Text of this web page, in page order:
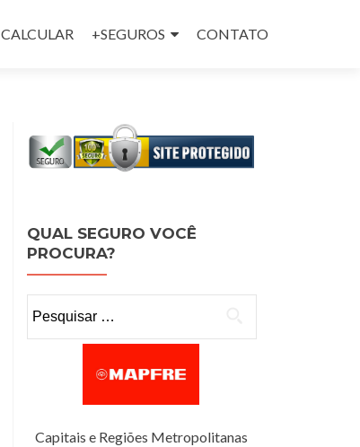
CALCULAR +SEGUROS CONTATO
QUAL SEGURO VOCÊ
PROCURA?
Capitais e Regiões Metropolitanas